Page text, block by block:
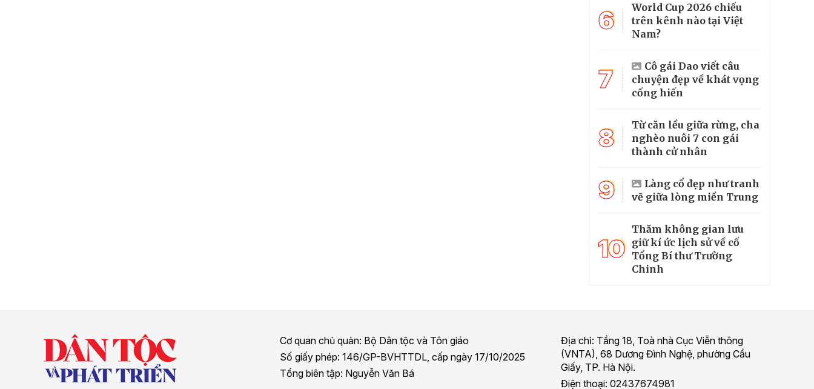
6
World Cup 2026 chiếu
trên kênh nào tại Việt
Nam?
7
Cô gái Dao viết câu
chuyện đẹp về khát vọng
cống hiến
8
Từ căn lều giữa rừng, cha
nghèo nuôi 7 con gái
thành cử nhân
9
Làng cổ đẹp như tranh
vẽ giữa lòng miền Trung
10
Thăm không gian lưu
giữ kí ức lịch sử về cố
Tổng Bí thư Trường
Chinh
Cơ quan chủ quản: Bộ Dân tộc và Tôn giáo
Số giấy phép: 146/GP-BVHTTDL, cấp ngày 17/10/2025
Tổng biên tập: Nguyễn Văn Bá
Địa chỉ: Tầng 18, Toà nhà Cục Viễn thông
(VNTA), 68 Dương Đình Nghệ, phường Cầu
Giấy, TP. Hà Nội.
Điện thoại: 02437674981